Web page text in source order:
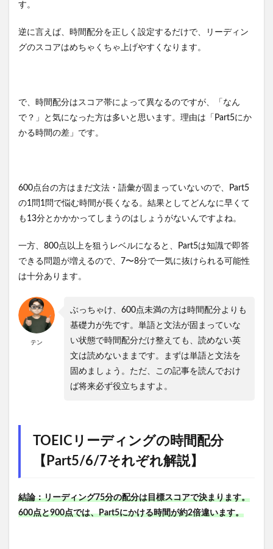
す。
逆に言えば、時間配分を正しく設定するだけで、リーディン
グのスコアはめちゃくちゃ上げやすくなります。
で、時間配分はスコア帯によって異なるのですが、「なん
で？」と気になった方は多いと思います。理由は「Part5にか
かる時間の差」です。
600点台の方はまだ文法・語彙が固まっていないので、Part5
の1問1問で悩む時間が長くなる。結果としてどんなに早くて
も13分とかかかってしまうのはしょうがないんですよね。
一方、800点以上を狙うレベルになると、Part5は知識で即答
できる問題が増えるので、7〜8分で一気に抜けられる可能性
は十分あります。
テン
ぶっちゃけ、600点未満の方は時間配分よりも
基礎力が先です。単語と文法が固まっていな
い状態で時間配分だけ整えても、読めない英
文は読めないままです。まずは単語と文法を
固めましょう。ただ、この記事を読んでおけ
ば将来必ず役立ちますよ。
TOEICリーディングの時間配分
【Part5/6/7それぞれ解説】
結論：リーディング75分の配分は目標スコアで決まります。
600点と900点では、Part5にかける時間が約2倍違います。